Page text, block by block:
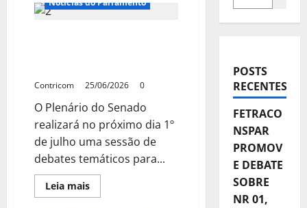
Notícias do Parlamento
Contricom 25/06/2026 0
O Plenário do Senado
realizará no próximo dia 1º
de julho uma sessão de
debates temáticos para...
Leia maisLeia
mais
POSTS
RECENTES
FETRACO
NSPAR
PROMOV
E DEBATE
SOBRE
NR 01,